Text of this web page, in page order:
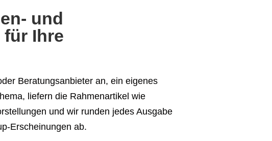
und
für Ihre
Beratungsanbieter an, ein eigenes
liefern die Rahmenartikel wie
und wir runden jedes Ausgabe
Erscheinungen ab.